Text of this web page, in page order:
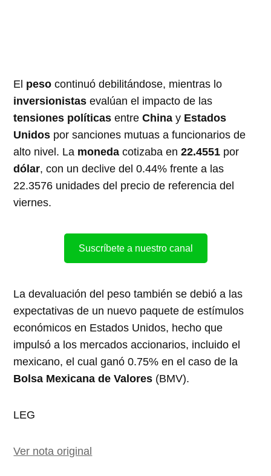
El peso continuó debilitándose, mientras lo
inversionistas evalúan el impacto de las
tensiones políticas entreChina y Estados
Unidos por sanciones mutuas a funcionarios de
alto nivel. La moneda cotizaba en22.4551 por
dólar, con un declive del 0.44% frente a las
22.3576 unidades del precio de referencia del
viernes.
Suscríbete a nuestro canal
La devaluación del peso también se debió a las
expectativas de un nuevo paquete de estímulos
económicos en Estados Unidos, hecho que
impulsó a los mercados accionarios, incluido el
mexicano, el cual ganó 0.75% en el caso de la
Bolsa Mexicana de Valores (BMV).
LEG
Ver nota original